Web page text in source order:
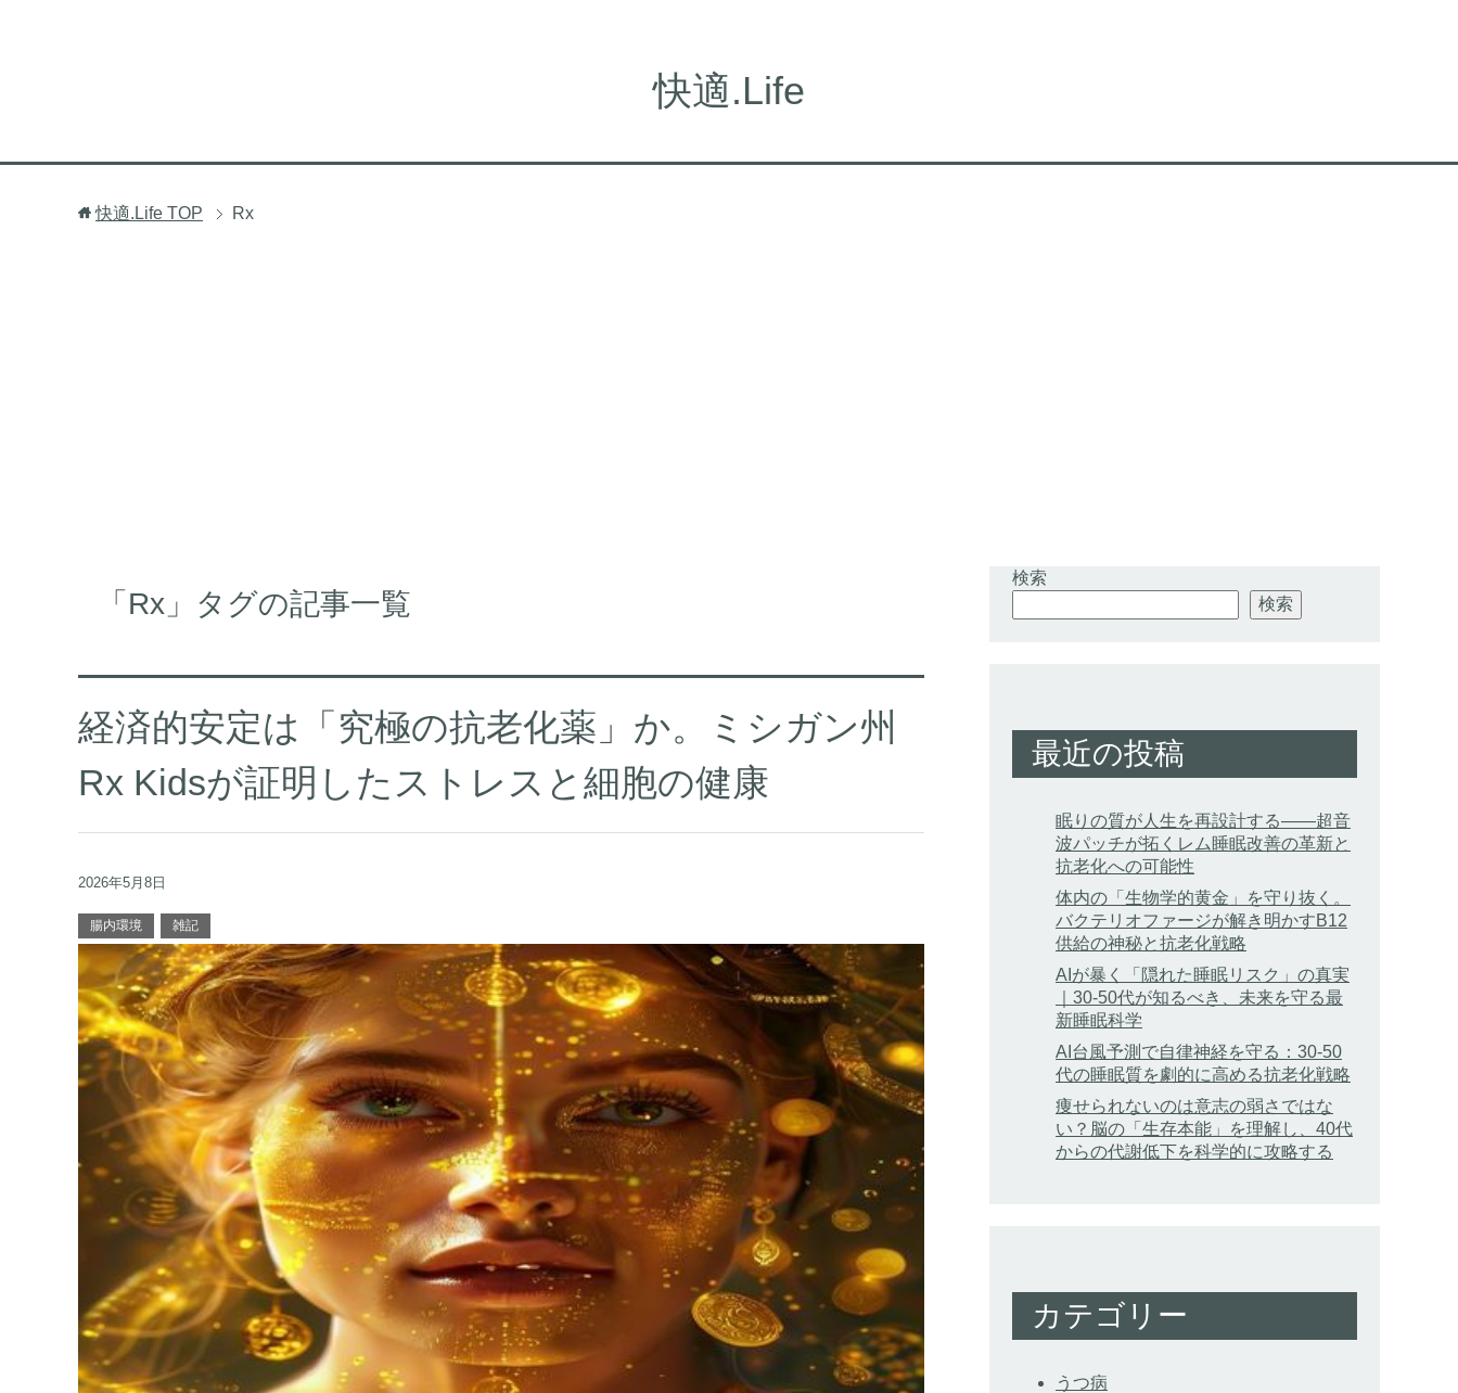
快適.Life
快適.Life TOP Rx
「Rx」タグの記事一覧
経済的安定は「究極の抗老化薬」か。ミシガン州
Rx Kidsが証明したストレスと細胞の健康
2026年5月8日
腸内環境 雑記
検索
検索
最近の投稿
眠りの質が人生を再設計する——超音
波パッチが拓くレム睡眠改善の革新と
抗老化への可能性
体内の「生物学的黄金」を守り抜く。
バクテリオファージが解き明かすB12
供給の神秘と抗老化戦略
AIが暴く「隠れた睡眠リスク」の真実
｜30-50代が知るべき、未来を守る最
新睡眠科学
AI台風予測で自律神経を守る：30-50
代の睡眠質を劇的に高める抗老化戦略
痩せられないのは意志の弱さではな
い？脳の「生存本能」を理解し、40代
からの代謝低下を科学的に攻略する
カテゴリー
うつ病